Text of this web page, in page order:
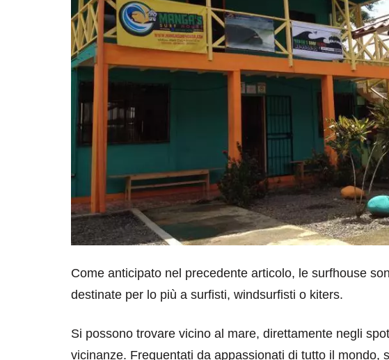
Come anticipato nel precedente articolo, le surfhouse
destinate per lo più a surfisti, windsurfisti o kiters.
Si possono trovare vicino al mare, direttamente negli
vicinanze. Frequentati da appassionati di tutto il mondo,